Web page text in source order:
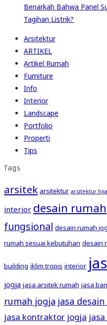
Benarkah Bahwa Panel
Tagihan Listrik?
Arsitektur
ARTIKEL
Artikel Rumah
Furniture
Info
Interior
Landscape
Portfolio
Properti
Tips
Tags
arsitek arsitektur arsitektur
interior desain rumah
fungsional desain rumah
rumah sesuai kebutuhan desain
building iklim tropis interior
jogja jasa arsitek rumah jasa
rumah jogja jasa
jasa kontraktor jogja